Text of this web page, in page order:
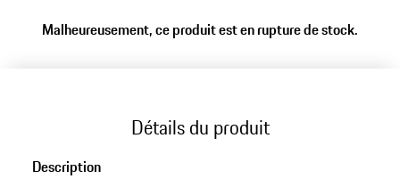
Malheureusement, ce produit est en rupture de stock.
Détails du produit
Description